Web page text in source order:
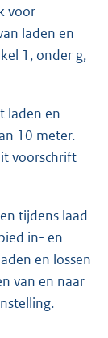
voor
laden en
1, onder g,
laden en
10 meter.
voorschrift
tijdens laad-
in- en
en lossen
van en naar